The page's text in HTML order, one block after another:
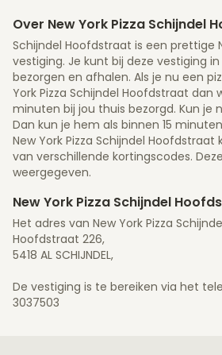
Over New York Pizza Schijndel
Schijndel Hoofdstraat is een prettige
vestiging. Je kunt bij deze vestiging
bezorgen en afhalen. Als je nu een
York Pizza Schijndel Hoofdstraat dan
minuten bij jou thuis bezorgd. Kun je
Dan kun je hem als binnen 15
New York Pizza Schijndel
van verschillende kortingscodes.
weergegeven.
New York Pizza Schijndel
Het adres van New York Pizza
Hoofdstraat 226,
5418 AL SCHIJNDEL,
De vestiging is te bereiken via het
3037503